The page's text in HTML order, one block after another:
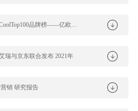
你好，新国货 2021新国货CoolTop100品牌榜——亿欧智库
瑞与京东联合发布 2021年
销 研究报告